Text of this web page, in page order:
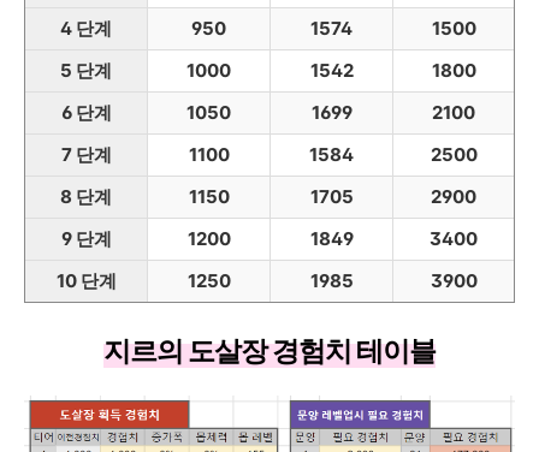
4 단계
950 1574
1500
5 단계
1000 1542
1800
6 단계
1050 1699
2100
7 단계
1100 1584
2500
8 단계
1150 1705
2900
9 단계
1200 1849
3400
10 단계
1250 1985 3900
지르의 도살장 경험치 테이블